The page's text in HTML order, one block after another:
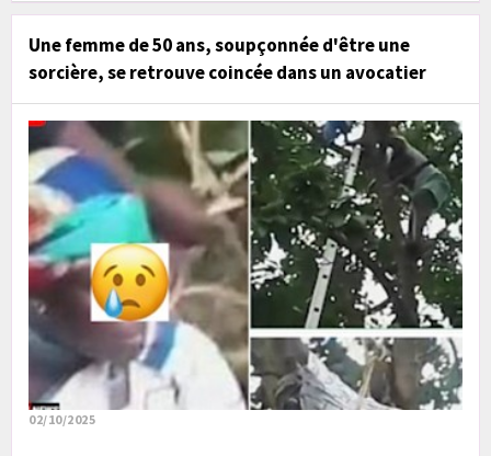
Une femme de 50 ans, soupçonnée d'être une
sorcière, se retrouve coincée dans un avocatier
02/10/2025